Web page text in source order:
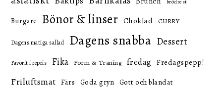
brödrest
Burgare Bönor & linser Choklad CURRY
Dagens matiga sallad Dagens snabba Dessert
Favorit i repris Fika Form & Träning fredag Fredagspepp!
Friluftsmat Färs Goda gryn Gott och blandat